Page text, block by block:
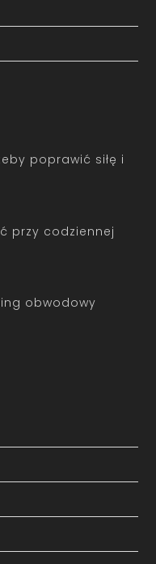
poprawić siłę i
przy codziennej
obwodowy